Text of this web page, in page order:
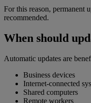
For this reason, permanent
recommended.
When should
Automatic updates are
Business devices
Internet-connected
Shared computers
Remote workers